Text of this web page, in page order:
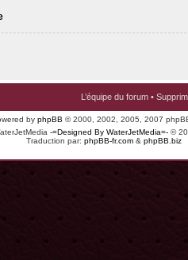
L’équipe du forum •
by phpBB © 2000, 2002, 2005, 2007
-=Designed By WaterJetMedia=- ©
Traduction par: phpBB-fr.com & phpBB.biz